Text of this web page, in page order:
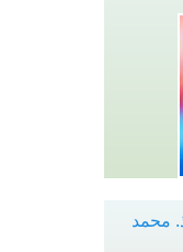
ذ. محمد